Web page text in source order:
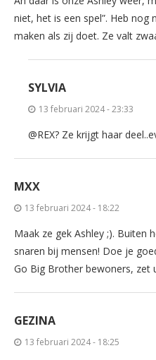
niet, het is een spel”. Heb
maken als zij doet. Ze valt
SYLVIA
13 februari 2024 - 23:33
@REX? Ze krijgt haar
MXX
13 februari 2024 - 18:22
Maak ze gek Ashley ;). Buiten
snaren bij mensen! Doe je
Go Big Brother bewoners, zet
GEZINA
13 februari 2024 - 18:25